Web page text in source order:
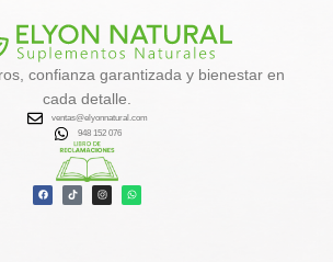
confianza garantizada y bienestar en
cada detalle.
ventas@elyonnatural.com
948 152 076